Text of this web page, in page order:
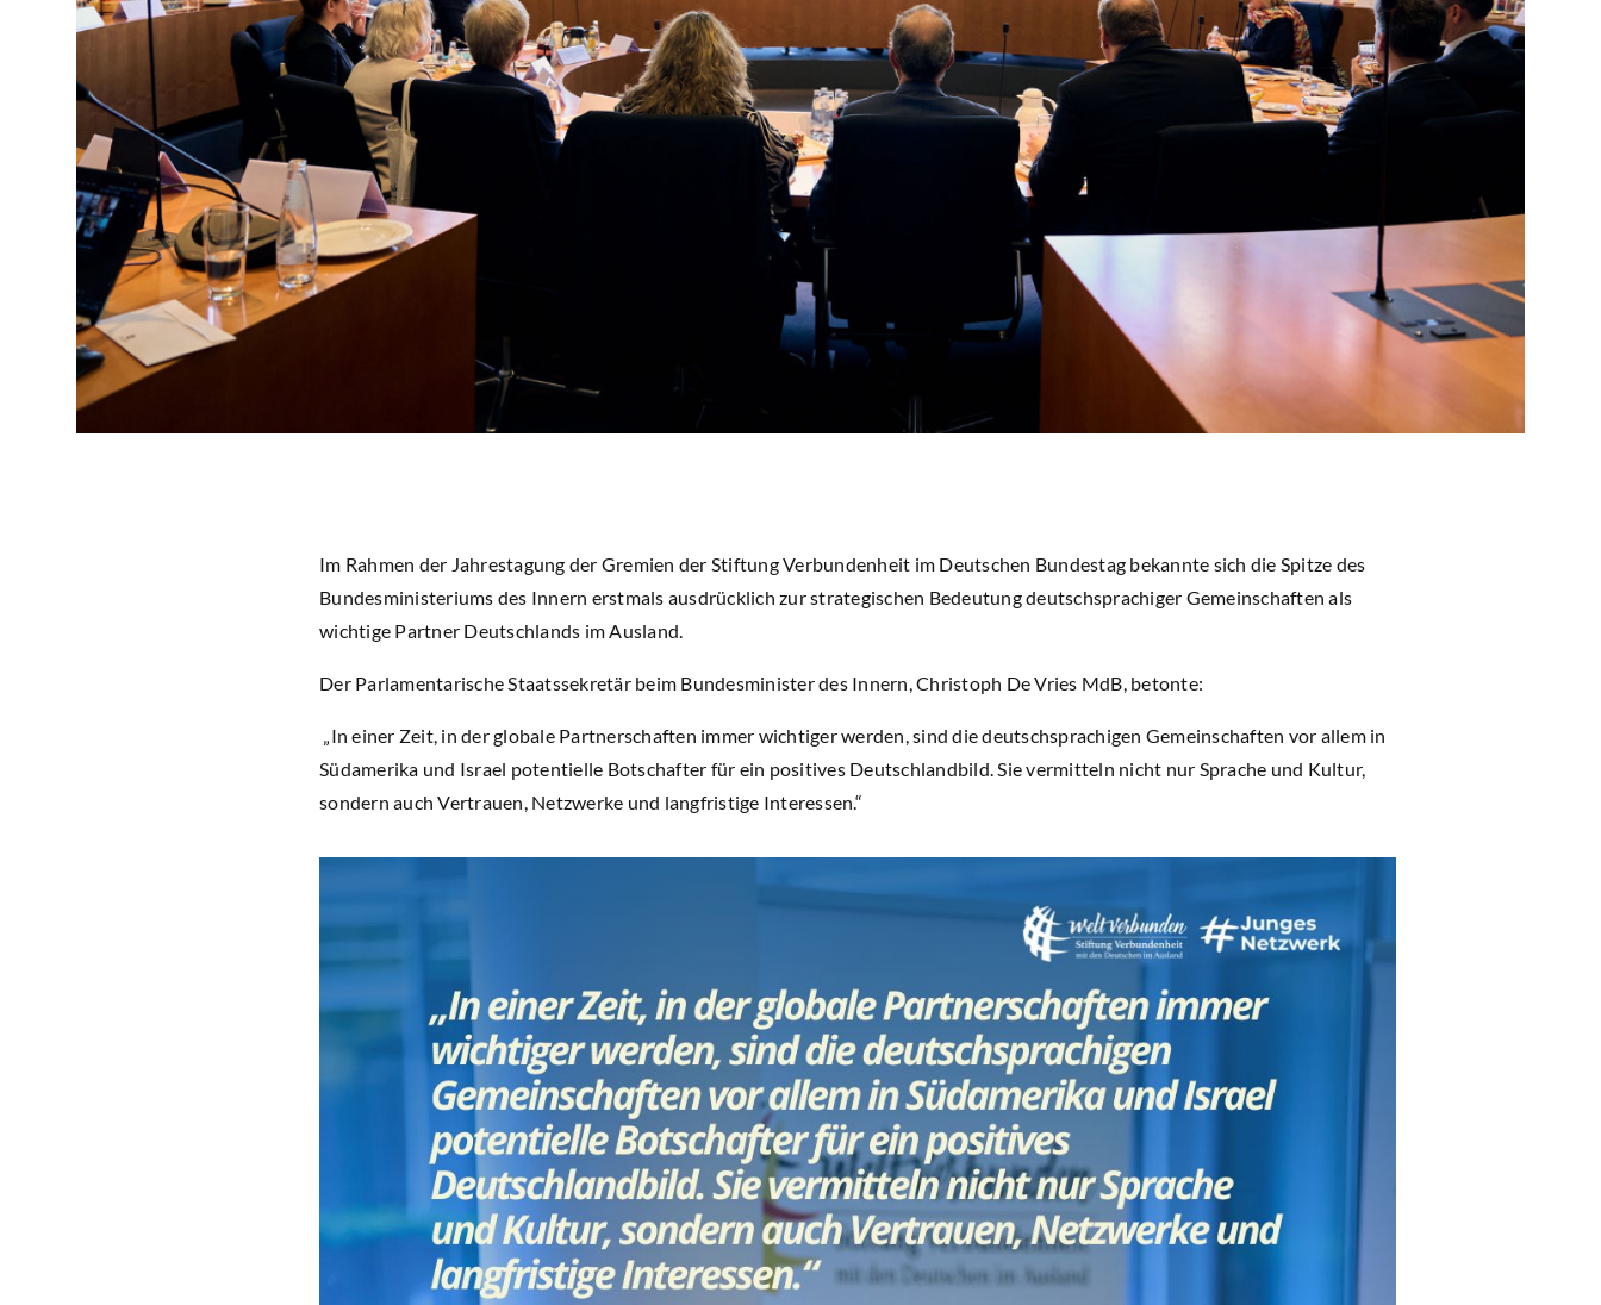
Im Rahmen der Jahrestagung der Gremien der Stiftung Verbundenheit im Deutschen Bundestag bekannte sich die Spitze des
Bundesministeriums des Innern erstmals ausdrücklich zur strategischen Bedeutung deutschsprachiger Gemeinschaften als
wichtige Partner Deutschlands im Ausland.
Der Parlamentarische Staatssekretär beim Bundesminister des Innern, Christoph De Vries MdB, betonte:
„In einer Zeit, in der globale Partnerschaften immer wichtiger werden, sind die deutschsprachigen Gemeinschaften vor allem in
Südamerika und Israel potentielle Botschafter für ein positives Deutschlandbild. Sie vermitteln nicht nur Sprache und Kultur,
sondern auch Vertrauen, Netzwerke und langfristige Interessen.“